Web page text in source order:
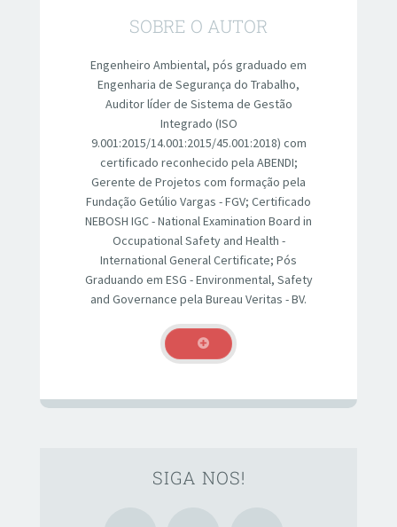
SOBRE O AUTOR
Engenheiro Ambiental, pós graduado em
Engenharia de Segurança do Trabalho,
Auditor líder de Sistema de Gestão
Integrado (ISO
9.001:2015/14.001:2015/45.001:2018) com
certificado reconhecido pela ABENDI;
Gerente de Projetos com formação pela
Fundação Getúlio Vargas - FGV; Certificado
NEBOSH IGC - National Examination Board in
Occupational Safety and Health -
International General Certificate; Pós
Graduando em ESG - Environmental, Safety
and Governance pela Bureau Veritas - BV.
SIGA NOS!